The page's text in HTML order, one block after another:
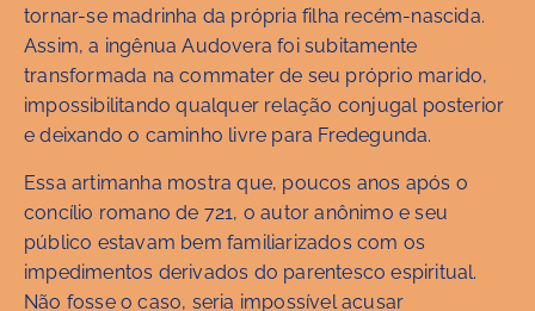
tornar-se madrinha da própria filha recém-nascida.
Assim, a ingênua Audovera foi subitamente
transformada na commater de seu próprio marido,
impossibilitando qualquer relação conjugal posterior
e deixando o caminho livre para Fredegunda.
Essa artimanha mostra que, poucos anos após o
concílio romano de 721, o autor anônimo e seu
público estavam bem familiarizados com os
impedimentos derivados do parentesco espiritual.
Não fosse o caso, seria impossível acusar